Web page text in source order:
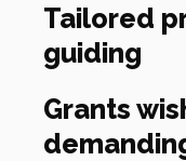
Tailored
guiding
Grants